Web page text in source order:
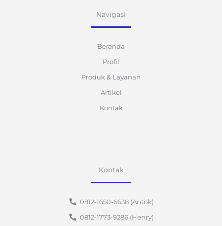
Navigasi
Beranda
Profil
Produk & Layanan
Artikel
Kontak
Kontak
0812-1650-6638 (Antok)
0812-1773-9286 (Henry)